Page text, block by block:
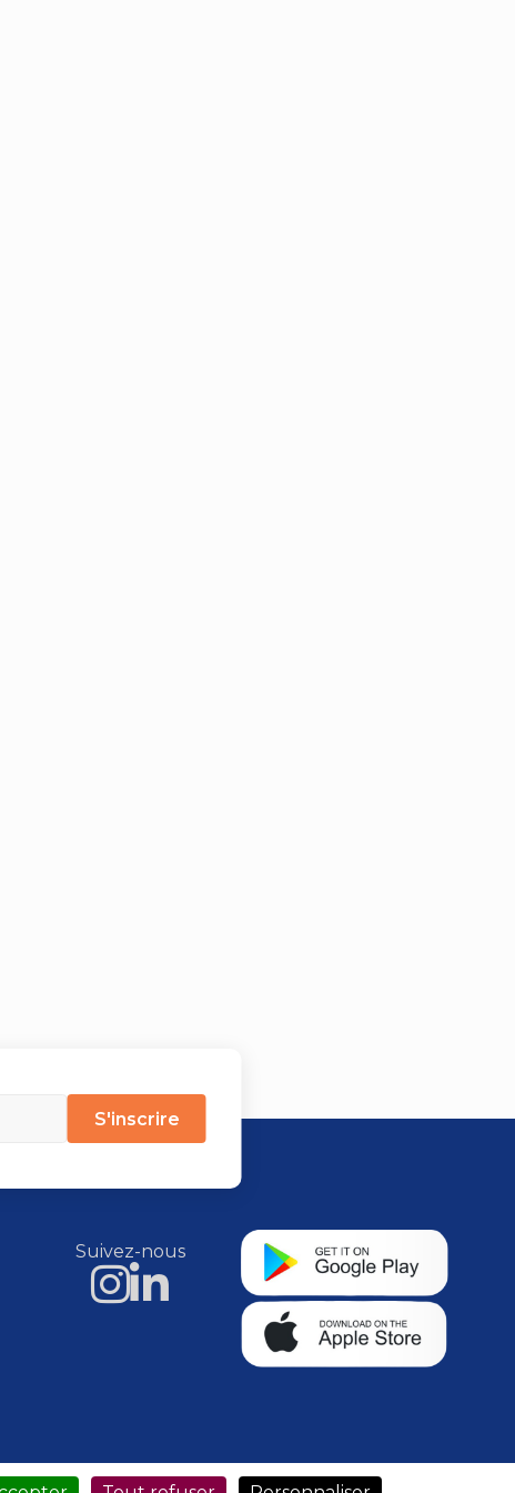
S'inscrire
Suivez-nous